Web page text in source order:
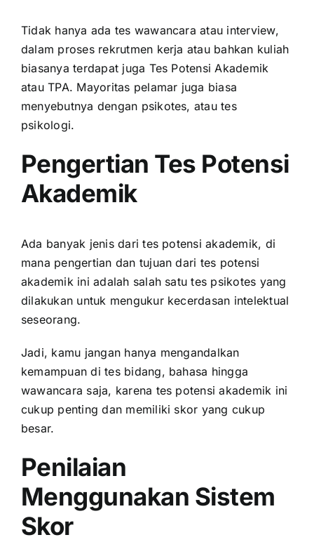
Tidak hanya ada tes wawancara atau interview,
dalam proses rekrutmen kerja atau bahkan kuliah
biasanya terdapat juga Tes Potensi Akademik
atau TPA. Mayoritas pelamar juga biasa
menyebutnya dengan psikotes, atau tes
psikologi.
Pengertian Tes Potensi
Akademik
Ada banyak jenis dari tes potensi akademik, di
mana pengertian dan tujuan dari tes potensi
akademik ini adalah salah satu tes psikotes yang
dilakukan untuk mengukur kecerdasan intelektual
seseorang.
Jadi, kamu jangan hanya mengandalkan
kemampuan di tes bidang, bahasa hingga
wawancara saja, karena tes potensi akademik ini
cukup penting dan memiliki skor yang cukup
besar.
Penilaian
Menggunakan Sistem
Skor